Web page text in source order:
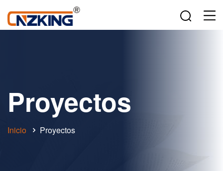
Proyectos
Inicio Proyectos